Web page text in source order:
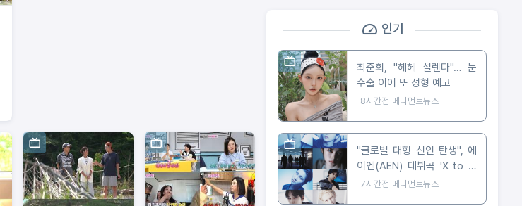
인기
최준희, "헤헤 설렌다"… 눈
수술 이어 또 성형 예고
8시간전 메디먼트뉴스
"글로벌 대형 신인 탄생", 에
이엔(AEN) 데뷔곡 'X to Z'
첫 티저 공개
7시간전 메디먼트뉴스